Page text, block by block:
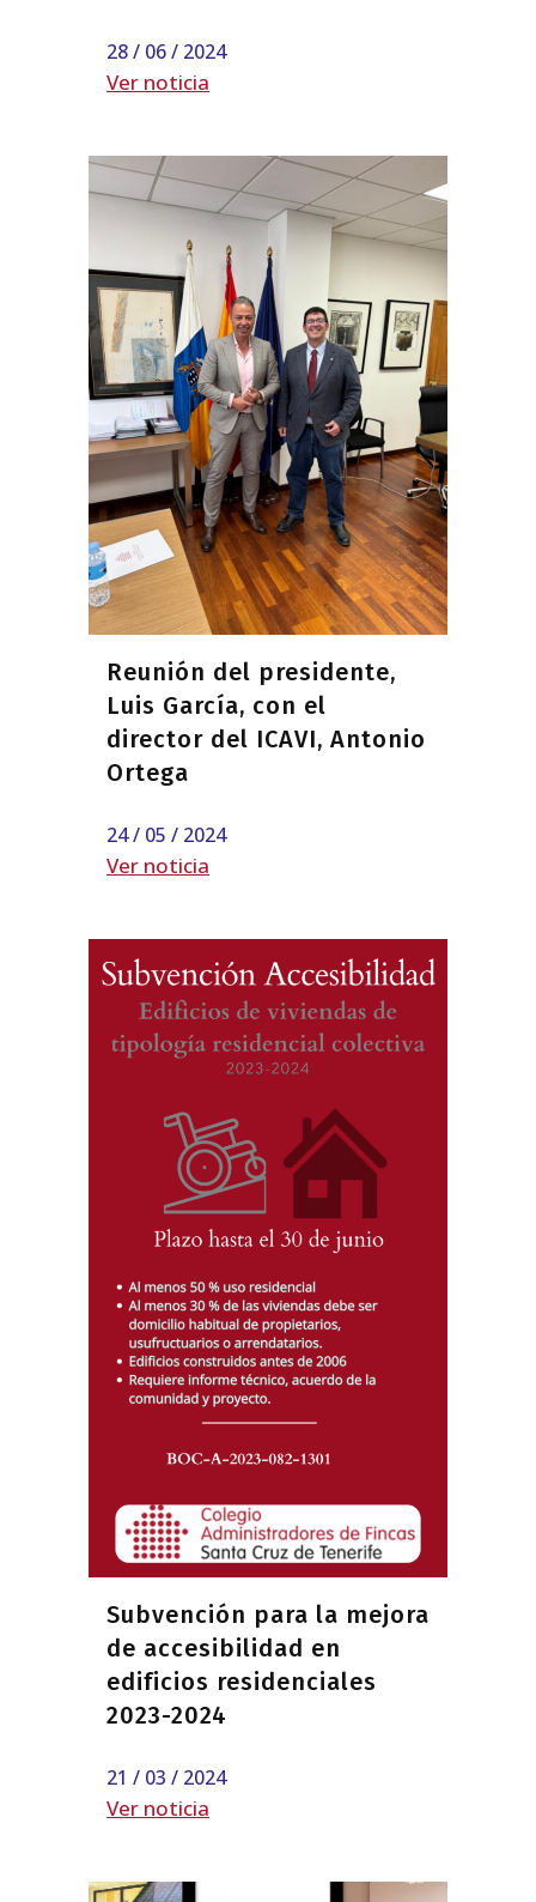
28 / 06 / 2024
Ver noticia
Reunión del presidente,
Luis García, con el
director del ICAVI, Antonio
Ortega
24 / 05 / 2024
Ver noticia
Subvención para la mejora
de accesibilidad en
edificios residenciales
2023-2024
21 / 03 / 2024
Ver noticia